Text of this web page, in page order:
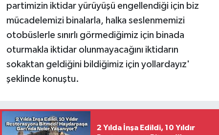
partimizin iktidar yürüyüşü engellendiği için biz
mücadelemizi binalarla, halka seslenmemizi
otobüslerle sınırlı görmediğimiz için binada
oturmakla iktidar olunmayacağını iktidarın
sokaktan geldiğini bildiğimiz için yollardayız'
şeklinde konuştu.
2 Yılda İnşa Edildi, 10 Yıldır